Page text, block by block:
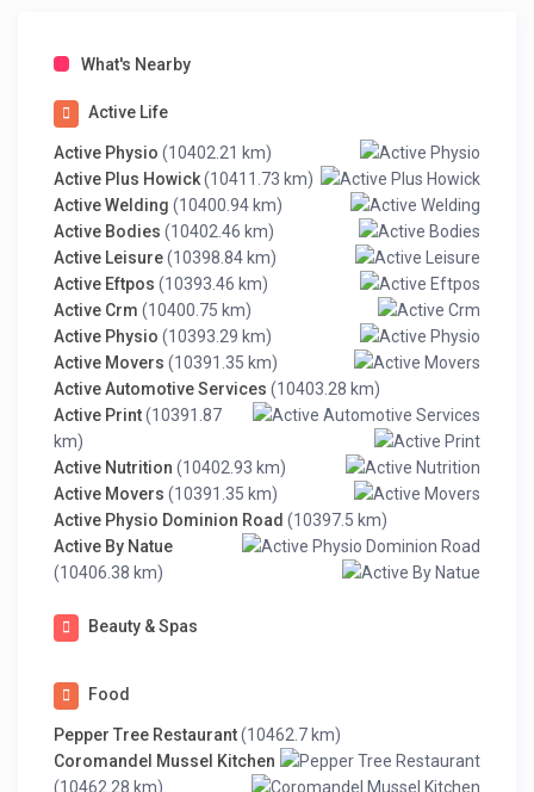
What's Nearby
Active Life
Active Physio (10402.21 km)
Active Plus Howick(10411.73 km)
Active Welding (10400.94 km)
Active Bodies (10402.46 km)
Active Leisure(10398.84 km)
Active Eftpos (10393.46 km)
Active Crm (10400.75 km)
Active Physio (10393.29 km)
Active Movers (10391.35 km)
Active Automotive Services (10403.28 km)
Active Print(10391.87
km)
Active Nutrition (10402.93 km)
Active Movers (10391.35 km)
Active Physio Dominion Road (10397.5 km)
Active By Natue
(10406.38 km)
Beauty & Spas
Food
Pepper Tree Restaurant(10462.7 km)
Coromandel Mussel Kitchen
(10462.28 km)